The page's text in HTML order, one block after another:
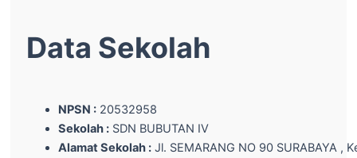
Data Sekolah
NPSN : 20532958
Sekolah : SDN BUBUTAN IV
Alamat Sekolah : Jl. SEMARANG NO 90 SURABAYA ,